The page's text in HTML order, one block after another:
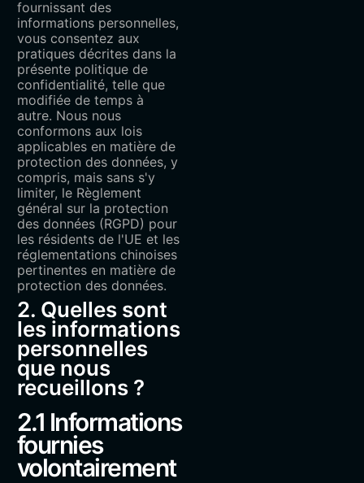
fournissant des
informations personnelles,
vous consentez aux
pratiques décrites dans la
présente politique de
confidentialité, telle que
modifiée de temps à
autre. Nous nous
conformons aux lois
applicables en matière de
protection des données, y
compris, mais sans s'y
limiter, le Règlement
général sur la protection
des données (RGPD) pour
les résidents de l'UE et les
réglementations chinoises
pertinentes en matière de
protection des données.
2. Quelles sont
les informations
personnelles
que nous
recueillons ?
2.1 Informations
fournies
volontairement